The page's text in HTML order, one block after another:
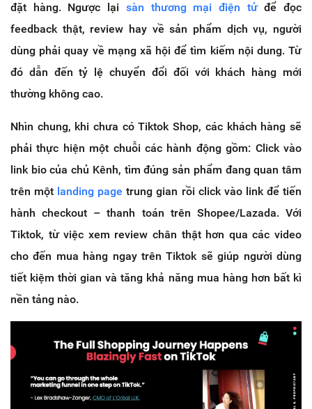
đặt hàng. Ngược lại sàn thương mại điện tửđể đọc
feedback thật, review hay về sản phẩm dịch vụ, người
dùng phải quay về mạng xã hội để tìm kiếm nội dung. Từ
đó dẫn đến tỷ lệ chuyển đổi đối với khách hàng mới
thường không cao.
Nhìn chung, khi chưa có Tiktok Shop, các khách hàng sẽ
phải thực hiện một chuỗi các hành động gồm: Click vào
link bio của chủ Kênh, tìm đúng sản phẩm đang quan tâm
trên một landing page trung gian rồi click vào link để tiến
hành checkout – thanh toán trên Shopee/Lazada. Với
Tiktok, từ việc xem review chân thật hơn qua các video
cho đến mua hàng ngay trên Tiktok sẽ giúp người dùng
tiết kiệm thời gian và tăng khả năng mua hàng hơn bất kì
nền tảng nào.